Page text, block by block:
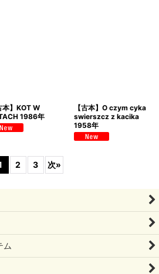
本】KOT W
1986年
【古本】O czym cyka
swierszcz z kacika
1958年
2 3 次»
ム